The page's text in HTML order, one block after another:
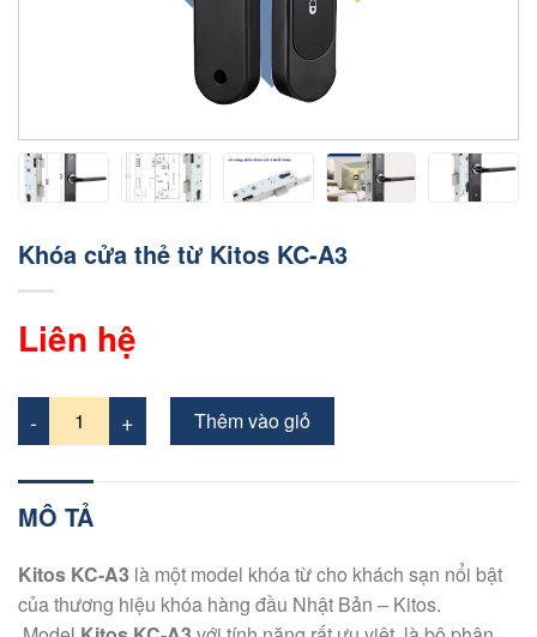
Khóa cửa thẻ từ Kitos KC-A3
Liên hệ
Thêm vào giỏ
MÔ TẢ
Kitos KC-A3 là một model khóa từ cho khách sạn nổi bật
của thương hiệu khóa hàng đầu Nhật Bản – Kitos.